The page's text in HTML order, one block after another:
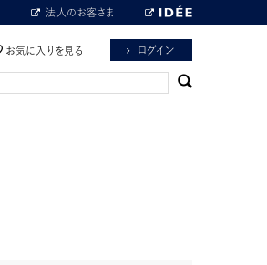
法人のお客さま
お気に入りを見る ログイン